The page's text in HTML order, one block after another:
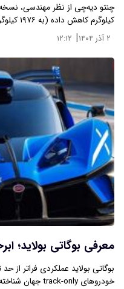
کیلوگرم کاهش داده (به ۱۹۷۶ کیلوگرم) و…
۲ آذر ۱۴۰۴ | ۱۲:۱۲
معرفی بوگاتی بولاید؛ ابرخودروی 462
بوگاتی بولاید عملکردی فراتر از
خودروهای track-only جهان شناخته می‌شود. سرعت…